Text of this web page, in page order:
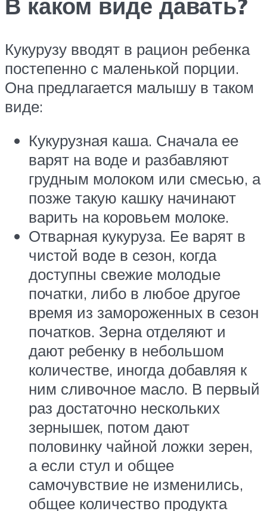
Кукурузу вводят в рацион ребенка
постепенно с маленькой порции.
Она предлагается малышу в таком
виде:
Кукурузная каша. Сначала ее
варят на воде и разбавляют
грудным молоком или смесью, а
позже такую кашку начинают
варить на коровьем молоке.
Отварная кукуруза. Ее варят в
чистой воде в сезон, когда
доступны свежие молодые
початки, либо в любое другое
время из замороженных в сезон
початков. Зерна отделяют и
дают ребенку в небольшом
количестве, иногда добавляя к
ним сливочное масло. В первый
раз достаточно нескольких
зернышек, потом дают
половинку чайной ложки зерен,
а если стул и общее
самочувствие не изменились,
общее количество продукта